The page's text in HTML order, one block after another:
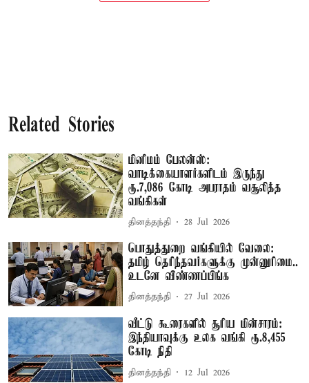
Related Stories
மினிமம் பேலன்ஸ்:
வாடிக்கையாளர்களிடம் இருந்து
ரூ.7,086 கோடி அபராதம் வசூலித்த
வங்கிகள்
தினத்தந்தி 28 Jul 2026
பொதுத்துறை வங்கியில் வேலை:
தமிழ் தெரிந்தவர்களுக்கு முன்னுரிமை..
உடனே விண்ணப்பிங்க
தினத்தந்தி 27 Jul 2026
வீட்டு கூரைகளில் சூரிய மின்சாரம்:
இந்தியாவுக்கு உலக வங்கி ரூ.8,455
கோடி நிதி
தினத்தந்தி 12 Jul 2026